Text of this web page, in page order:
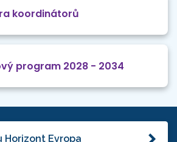
koordinátorů
program 2028 - 2034
Horizont Evropa